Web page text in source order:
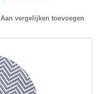
Aan vergelijken toevoegen